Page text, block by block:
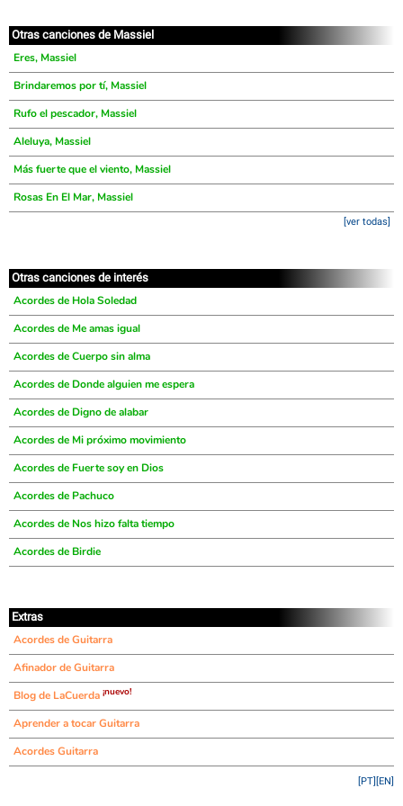
Otras canciones de Massiel
Eres, Massiel
Brindaremos por tí, Massiel
Rufo el pescador, Massiel
Aleluya, Massiel
Más fuerte que el viento, Massiel
Rosas En El Mar, Massiel
[ver todas]
Otras canciones de interés
Acordes de Hola Soledad
Acordes de Me amas igual
Acordes de Cuerpo sin alma
Acordes de Donde alguien me espera
Acordes de Digno de alabar
Acordes de Mi próximo movimiento
Acordes de Fuerte soy en Dios
Acordes de Pachuco
Acordes de Nos hizo falta tiempo
Acordes de Birdie
Extras
Acordes de Guitarra
Afinador de Guitarra
Blog de LaCuerda ¡nuevo!
Aprender a tocar Guitarra
Acordes Guitarra
[EN]
[PT]